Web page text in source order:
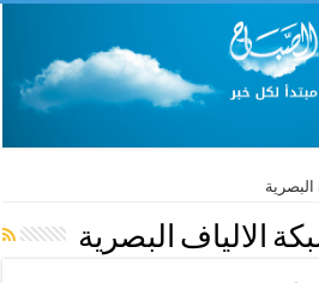
البصرية
الالياف البصرية